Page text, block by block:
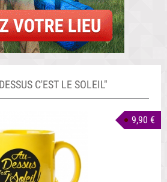
C'EST LE SOLEIL"
9,90 €